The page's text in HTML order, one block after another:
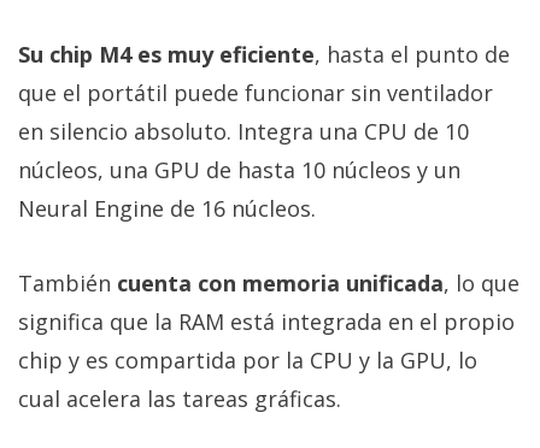
Su chip M4 es muy eficiente, hasta el punto de
que el portátil puede funcionar sin ventilador
en silencio absoluto. Integra una CPU de 10
núcleos, una GPU de hasta 10 núcleos y un
Neural Engine de 16 núcleos.
También cuenta con memoria unificada, lo que
significa que la RAM está integrada en el propio
chip y es compartida por la CPU y la GPU, lo
cual acelera las tareas gráficas.